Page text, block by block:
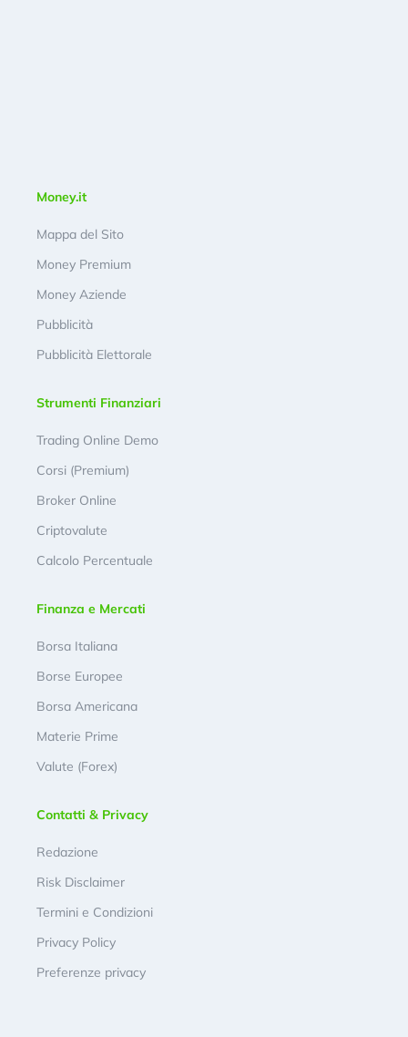
Money.it
Mappa del Sito
Money Premium
Money Aziende
Pubblicità
Pubblicità Elettorale
Strumenti Finanziari
Trading Online Demo
Corsi (Premium)
Broker Online
Criptovalute
Calcolo Percentuale
Finanza e Mercati
Borsa Italiana
Borse Europee
Borsa Americana
Materie Prime
Valute (Forex)
Contatti & Privacy
Redazione
Risk Disclaimer
Termini e Condizioni
Privacy Policy
Preferenze privacy